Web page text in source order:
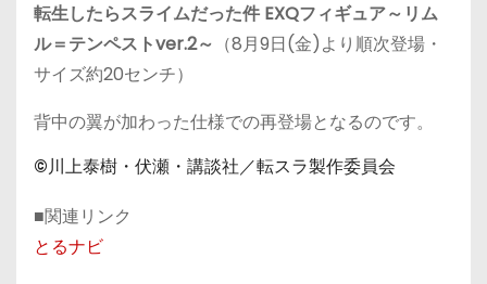
転生したらスライムだった件 EXQフィギュア～リム
ル＝テンペストver.2～ （8月9日(金)より順次登場・
サイズ約20センチ）
背中の翼が加わった仕様での再登場となるのです。
©川上泰樹・伏瀬・講談社／転スラ製作委員会
■関連リンク
とるナビ